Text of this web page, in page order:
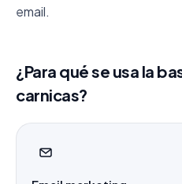
email.
¿Para qué se usa la
carnicas?